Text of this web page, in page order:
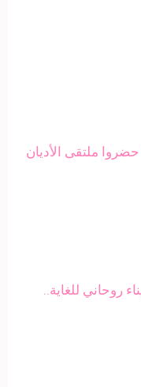
سيناء: 38 وفدا حضروا ملتقى الأديان
روحاني للغاية..